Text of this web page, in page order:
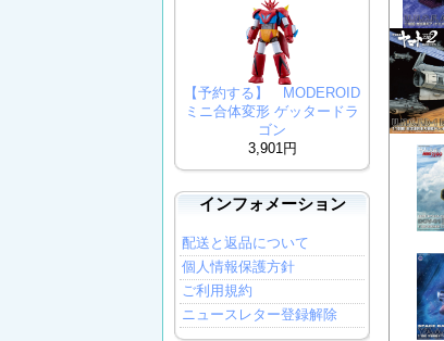
【予約する】 MODEROID
ミニ合体変形 ゲッタードラ
ゴン
3,901円
インフォメーション
配送と返品について
個人情報保護方針
ご利用規約
ニュースレター登録解除